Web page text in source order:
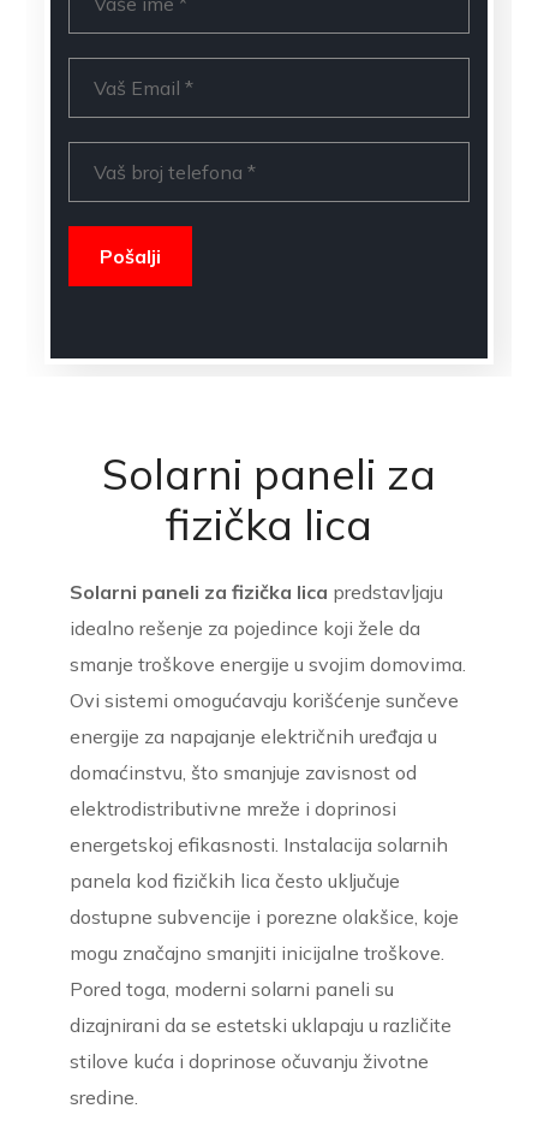
Solarni paneli za
fizička lica
Solarni paneli za fizička lica predstavljaju
idealno rešenje za pojedince koji žele da
smanje troškove energije u svojim domovima.
Ovi sistemi omogućavaju korišćenje sunčeve
energije za napajanje električnih uređaja u
domaćinstvu, što smanjuje zavisnost od
elektrodistributivne mreže i doprinosi
energetskoj efikasnosti. Instalacija solarnih
panela kod fizičkih lica često uključuje
dostupne subvencije i porezne olakšice, koje
mogu značajno smanjiti inicijalne troškove.
Pored toga, moderni solarni paneli su
dizajnirani da se estetski uklapaju u različite
stilove kuća i doprinose očuvanju životne
sredine.